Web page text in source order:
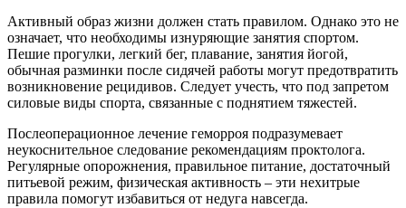
Активный образ жизни должен стать правилом. Однако это не
означает, что необходимы изнуряющие занятия спортом.
Пешие прогулки, легкий бег, плавание, занятия йогой,
обычная разминки после сидячей работы могут предотвратить
возникновение рецидивов. Следует учесть, что под запретом
силовые виды спорта, связанные с поднятием тяжестей.
Послеоперационное лечение геморроя подразумевает
неукоснительное следование рекомендациям проктолога.
Регулярные опорожнения, правильное питание, достаточный
питьевой режим, физическая активность – эти нехитрые
правила помогут избавиться от недуга навсегда.